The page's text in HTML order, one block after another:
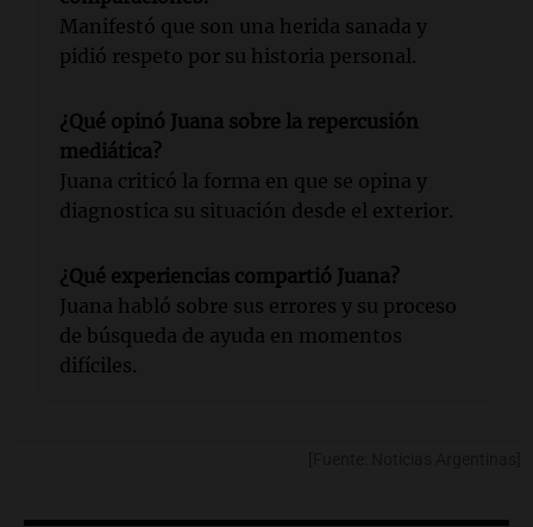
Manifestó que son una herida sanada y
pidió respeto por su historia personal.
¿Qué opinó Juana sobre la repercusión
mediática?
Juana criticó la forma en que se opina y
diagnostica su situación desde el exterior.
¿Qué experiencias compartió Juana?
Juana habló sobre sus errores y su proceso
de búsqueda de ayuda en momentos
difíciles.